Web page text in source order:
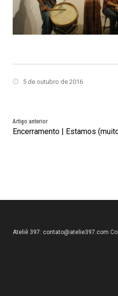
5 de outubro de 2016
Artigo anterior
Encerramento | Estamos
Ateliê 397: contato@atelie397.com